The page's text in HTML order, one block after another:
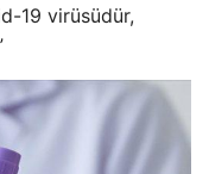
19 virüsüdür,